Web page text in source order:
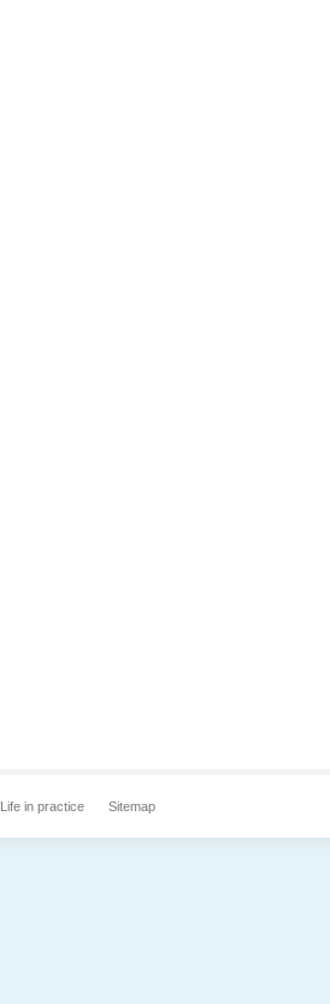
Life in practice Sitemap